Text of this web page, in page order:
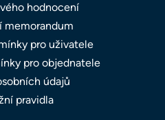
hodnocení
memorandum
pro uživatele
pro objednatele
údajů
pravidla